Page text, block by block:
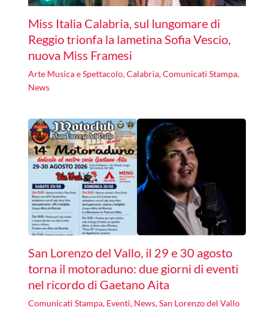
Miss Italia Calabria, sul lungomare di
Reggio trionfa la lametina Sofia Vescio,
nuova Miss Framesi
Arte Musica e Spettacolo,Calabria,Comunicati Stampa,
News
San Lorenzo del Vallo, il 29 e 30 agosto
torna il motoraduno: due giorni di eventi
nel ricordo di Gaetano Aita
Comunicati Stampa, Eventi, News,San Lorenzo del Vallo